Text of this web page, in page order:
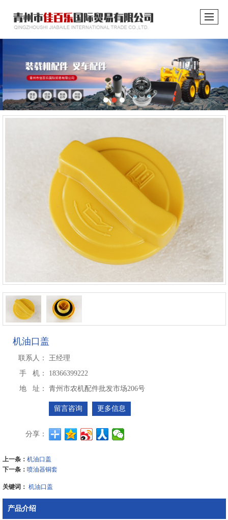
机油口盖
联系人：
王经理
手 机：
18366399222
地 址：
青州市农机配件批发市场206号
留言咨询 更多信息
分享：
上一条： 机油口盖
下一条： 喷油器铜套
关键词： 机油口盖
产品介绍